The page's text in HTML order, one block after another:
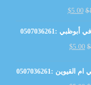
$
$5.00
:0507036261
$
$5.00
:0507036261